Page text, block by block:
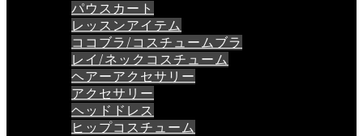
パウスカート
レッスンアイテム
ココブラ/コスチュームブラ
レイ/ネックコスチューム
ヘアーアクセサリー
アクセサリー
ヘッドドレス
ヒップコスチューム